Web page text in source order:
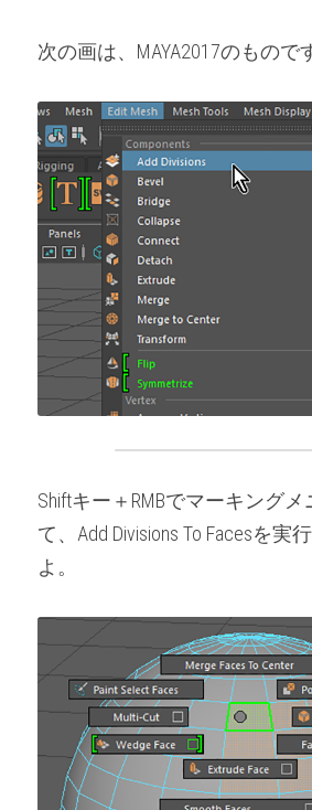
次の画は、MAYA2017のもので
Shiftキー＋RMBでマーキング
て、Add Divisions To Facesを実
よ。